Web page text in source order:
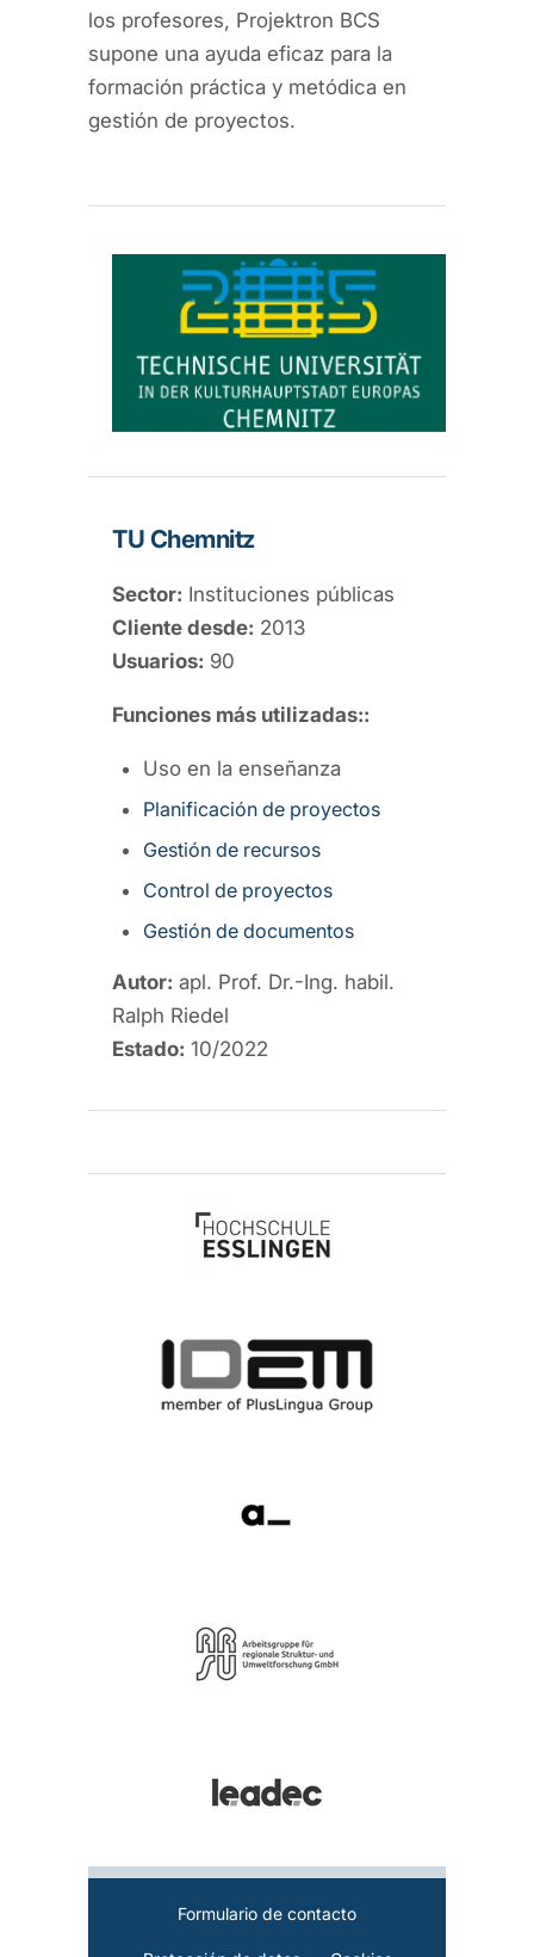
los profesores, Projektron BCS
supone una ayuda eficaz para la
formación práctica y metódica en
gestión de proyectos.
TU Chemnitz
Sector: Instituciones públicas
Cliente desde: 2013
Usuarios: 90
Funciones más utilizadas::
Uso en la enseñanza
Planificación de proyectos
Gestión de recursos
Control de proyectos
Gestión de documentos
Autor: apl. Prof. Dr.-Ing. habil.
Ralph Riedel
Estado: 10/2022
Formulario de contacto